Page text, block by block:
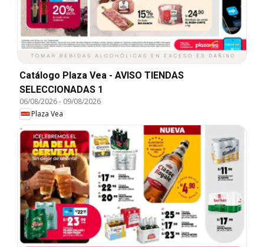
Catálogo Plaza Vea - AVISO TIENDAS
SELECCIONADAS 1
06/08/2026- 09/08/2026
Plaza Vea